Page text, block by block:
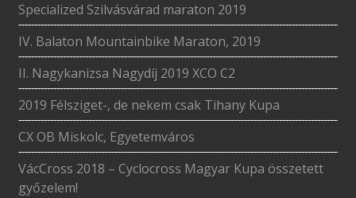
Specialized Szilvásvárad maraton 2019
IV. Balaton Mountainbike Maraton, 2019
II. Nagykanizsa Nagydíj 2019 XCO C2
2019 Félsziget-, de nekem csak Tihany Kupa
CX OB Miskolc, Egyetemváros
VácCross 2018 – Cyclocross Magyar Kupa összetett
győzelem!